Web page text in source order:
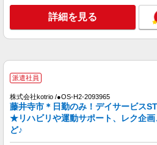
時給1550円〜
通費全支給(ガソリン
藤井寺市
キープ
株式会社kotrio /●OS-H2-2067319
道明寺駅/未経験
に！グルホの世話人
時給1550円〜
詳細を見る
派遣社員
株式会社kotrio /●OS-H2-2093965
藤井寺市＊日勤のみ！デイサービス
★リハビリや運動サポート、レク企画
ど♪